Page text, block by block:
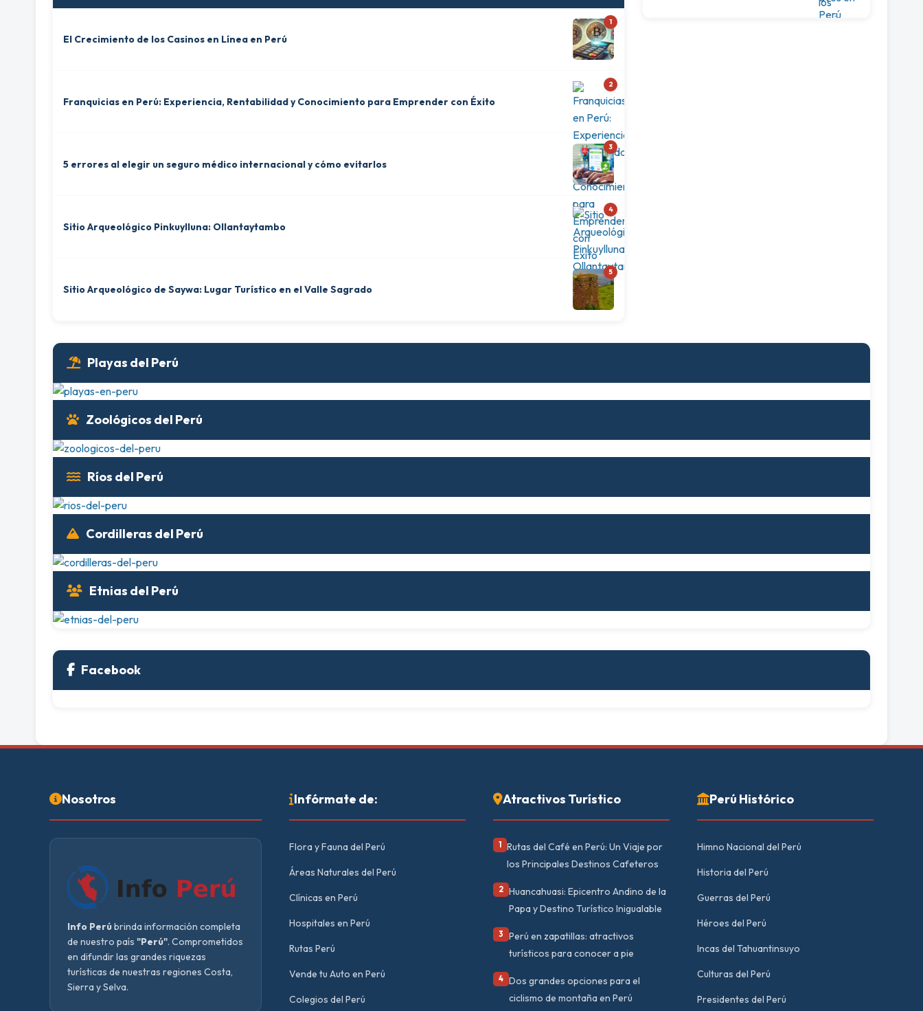
El Crecimiento de los Casinos en Línea en Perú
1
Franquicias en Perú: Experiencia, Rentabilidad y Conocimiento para Emprender con Éxito
2
5 errores al elegir un seguro médico internacional y cómo evitarlos
3
Sitio Arqueológico Pinkuylluna: Ollantaytambo
4
Sitio Arqueológico de Saywa: Lugar Turístico en el Valle Sagrado
5
Playas del Perú
Zoológicos del Perú
Ríos del Perú
Cordilleras del Perú
Etnias del Perú
Facebook
Nosotros
Info Perúbrinda información completa
de nuestro país "Perú". Comprometidos
en difundir las grandes riquezas
turísticas de nuestras regiones Costa,
Sierra y Selva.
Infórmate de:
Flora y Fauna del Perú
Áreas Naturales del Perú
Clínicas en Perú
Hospitales en Perú
Rutas Perú
Vende tu Auto en Perú
Colegios del Perú
Atractivos Turístico
1 Rutas del Café en Perú: Un Viaje por
los Principales Destinos Cafeteros
2 Huancahuasi: Epicentro Andino de la
Papa y Destino Turístico Inigualable
3
Perú en zapatillas: atractivos
turísticos para conocer a pie
4 Dos grandes opciones para el
ciclismo de montaña en Perú
Perú Histórico
Himno Nacional del Perú
Historia del Perú
Guerras del Perú
Héroes del Perú
Incas del Tahuantinsuyo
Culturas del Perú
Presidentes del Perú